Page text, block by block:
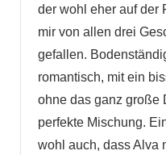
der wohl eher auf der
mir von allen drei
gefallen.
romantisch, mit ein
ohne das ganz große
perfekte Mischung.
wohl auch, dass Alva